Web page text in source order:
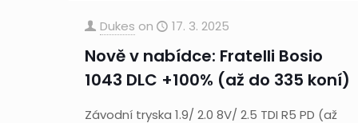
Dukes on 17. 3. 2025
Nově v nabídce: Fratelli Bosio
1043 DLC +100% (až do 335 koní)
Závodní tryska 1.9/ 2.0 8V/ 2.5 TDI R5 PD (až